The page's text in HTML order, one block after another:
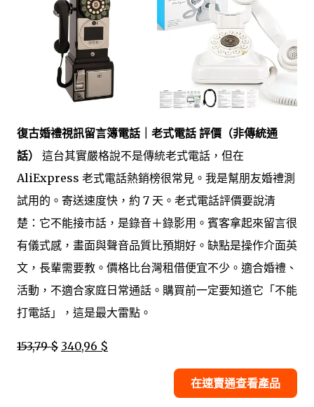
復古婚禮視訊留言簿電話｜老式電話 評價（非傳統通
話）
這台其實嚴格說不是傳統老式電話，但在
AliExpress 老式電話熱銷榜很常見。我是幫朋友婚禮測
試用的。寄送速度快，約 7 天。老式電話評價要說清
楚：它不能接市話，是錄音＋錄影用。賓客拿起來留言很
有儀式感，畫面與聲音品質比預期好。缺點是操作介面英
文，長輩需要教。價格比台灣租借便宜不少。適合婚禮、
活動，不適合家庭日常通話。購買前一定要知道它「不能
打電話」，這是最大雷點。
153,79 $ 340,96 $
在速賣通查看產品